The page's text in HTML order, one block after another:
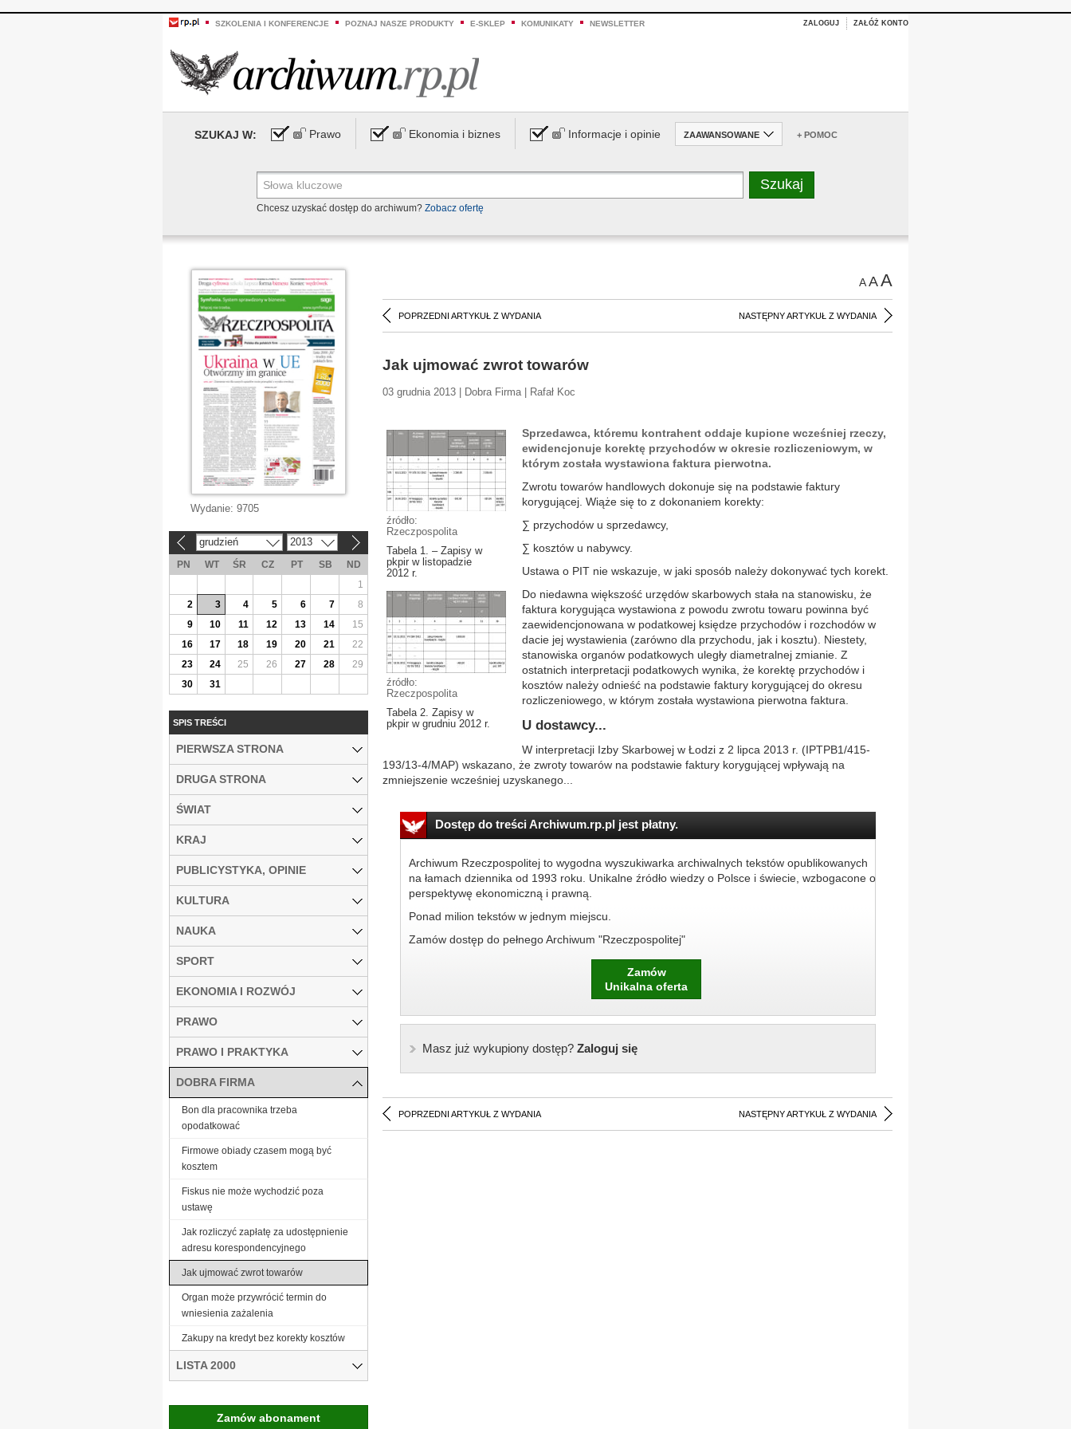
SZKOLENIA I KONFERENCJE POZNAJ NASZE PRODUKTY E-SKLEP KOMUNIKATY NEWSLETTER ZALOGUJ ZAŁÓŻ KONTO
SZUKAJ W: Prawo Ekonomia i biznes Informacje i opinie ZAAWANSOWANE + POMOC
Chcesz uzyskać dostęp do archiwum? Zobacz ofertę
AAA
POPRZEDNI ARTYKUŁ Z WYDANIA NASTĘPNY ARTYKUŁ Z WYDANIA
Jak ujmować zwrot towarów
03 grudnia 2013 | Dobra Firma | Rafał Koc
źródło:
Rzeczpospolita
Tabela 1. – Zapisy w
pkpir w listopadzie
2012 r.
źródło:
Rzeczpospolita
Tabela 2. Zapisy w
pkpir w grudniu 2012 r.
Sprzedawca, któremu kontrahent oddaje kupione wcześniej rzeczy,
ewidencjonuje korektę przychodów w okresie rozliczeniowym, w
którym została wystawiona faktura pierwotna.
Zwrotu towarów handlowych dokonuje się na podstawie faktury
korygującej. Wiąże się to z dokonaniem korekty:
∑ przychodów u sprzedawcy,
∑ kosztów u nabywcy.
Ustawa o PIT nie wskazuje, w jaki sposób należy dokonywać tych korekt.
Do niedawna większość urzędów skarbowych stała na stanowisku, że
faktura korygująca wystawiona z powodu zwrotu towaru powinna być
zaewidencjonowana w podatkowej księdze przychodów i rozchodów w
dacie jej wystawienia (zarówno dla przychodu, jak i kosztu). Niestety,
stanowiska organów podatkowych uległy diametralnej zmianie. Z
ostatnich interpretacji podatkowych wynika, że korektę przychodów i
kosztów należy odnieść na podstawie faktury korygującej do okresu
rozliczeniowego, w którym została wystawiona pierwotna faktura.
U dostawcy...
W interpretacji Izby Skarbowej w Łodzi z 2 lipca 2013 r. (IPTPB1/415-
193/13-4/MAP) wskazano, że zwroty towarów na podstawie faktury korygującej wpływają na
zmniejszenie wcześniej uzyskanego...
Dostęp do treści Archiwum.rp.pl jest płatny.
Archiwum Rzeczpospolitej to wygodna wyszukiwarka archiwalnych tekstów opublikowanych
na łamach dziennika od 1993 roku. Unikalne źródło wiedzy o Polsce i świecie, wzbogacone o
perspektywę ekonomiczną i prawną.
Ponad milion tekstów w jednym miejscu.
Zamów dostęp do pełnego Archiwum "Rzeczpospolitej"
Zamów
Unikalna oferta
Masz już wykupiony dostęp?Zaloguj się
POPRZEDNI ARTYKUŁ Z WYDANIA NASTĘPNY ARTYKUŁ Z WYDANIA
Wydanie: 9705
grudzień 2013
PN WT ŚR CZ PT SB
ND
1
2
3 4 5 6 7
8
9
10 11 12 13 14
15
16
17 18 19 20 21
22
23
24 25 26 27 28
29
30
31
SPIS TREŚCI
PIERWSZA STRONA
DRUGA STRONA
ŚWIAT
KRAJ
PUBLICYSTYKA, OPINIE
KULTURA
NAUKA
SPORT
EKONOMIA I ROZWÓJ
PRAWO
PRAWO I PRAKTYKA
DOBRA FIRMA
Bon dla pracownika trzeba
opodatkować
Firmowe obiady czasem mogą być
kosztem
Fiskus nie może wychodzić poza
ustawę
Jak rozliczyć zapłatę za udostępnienie
adresu korespondencyjnego
Jak ujmować zwrot towarów
Organ może przywrócić termin do
wniesienia zażalenia
Zakupy na kredyt bez korekty kosztów
LISTA 2000
Zamów abonament